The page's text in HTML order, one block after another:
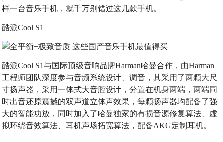
样一台音乐手机，就千万别错过这几款手机。
酷派Cool S1
酷派Cool S1与国际顶级音响品牌Harman哈曼合作，由Harman
工程师团队深度参与音频系统设计、调音，其采用了两颗大尺
寸扬声器，采用一体式大音腔设计，分置在机身两端，两端同
时出音还原震撼的双声道立体声效果，每颗扬声器均配备了强
大的智能功放，同时加入了哈曼独家的有损音源修复算法、虚
拟环绕音效算法、耳机声场拓宽算法，配备AKG定制耳机。